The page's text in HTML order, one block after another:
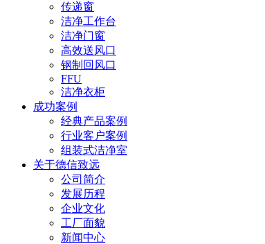
传递窗
洁净工作台
洁净门窗
高效送风口
钢制回风口
FFU
洁净衣柜
成功案例
经典产品案例
行业客户案例
组装式洁净室
关于德信致远
公司简介
发展历程
企业文化
工厂面貌
新闻中心